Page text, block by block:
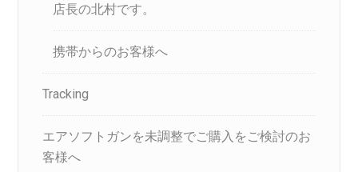
店長の北村です。
携帯からのお客様へ
Tracking
エアソフトガンを未調整でご購入をご検討のお
客様へ